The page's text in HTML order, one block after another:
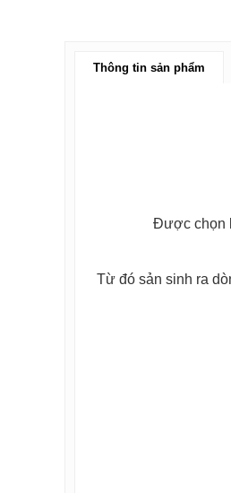
Thông tin sản phẩm
Được chọn
Từ đó sản sinh ra